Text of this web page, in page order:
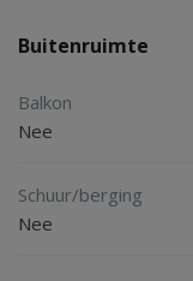
Buitenruimte
Balkon
Nee
Schuur/berging
Nee